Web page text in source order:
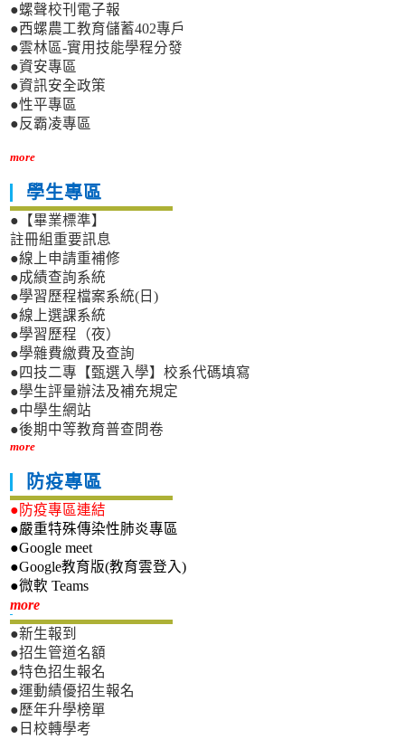
●螺聲校刊電子報
●西螺農工教育儲蓄402專戶
●雲林區-實用技能學程分發
●資安專區
●資訊安全政策
●性平專區
●反霸凌專區
more
學生專區
●【畢業標準】
註冊組重要訊息
●線上申請重補修
●成績查詢系統
●學習歷程檔案系統(日)
●線上選課系統
●學習歷程（夜）
●學雜費繳費及查詢
●四技二專【甄選入學】校系代碼填寫
●學生評量辦法及補充規定
●中學生網站
●後期中等教育普查問卷
more
防疫專區
●防疫專區連結
●嚴重特殊傳染性肺炎專區
●Google meet
●Google教育版(教育雲登入)
●微軟 Teams
more新生專區
●新生報到
●招生管道名額
●特色招生報名
●運動績優招生報名
●歷年升學榜單
●日校轉學考